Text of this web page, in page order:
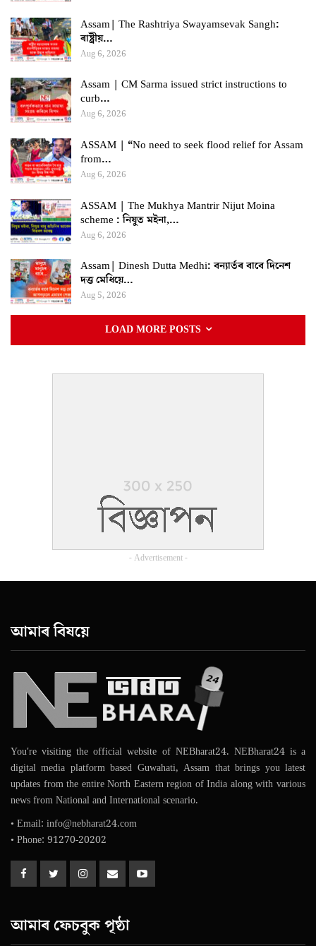
Assam| The Rashtriya Swayamsevak Sangh:
ৰাষ্ট্ৰীয়…
Aug 6, 2026
Assam | CM Sarma issued strict instructions to
curb…
Aug 6, 2026
ASSAM | “No need to seek flood relief for Assam
from…
Aug 6, 2026
ASSAM | The Mukhya Mantrir Nijut Moina
scheme : নিযুত মইনা,…
Aug 6, 2026
Assam| Dinesh Dutta Medhi: বন্যাৰ্তৰ বাবে দিনেশ
দত্ত মেধিয়ে…
Aug 5, 2026
LOAD MORE POSTS
- Advertisement -
আমাৰ বিষয়ে
You're visiting the official website of NEBharat24. NEBharat24 is a
digital media platform based Guwahati, Assam that brings you latest
updates from the entire North Eastern region of India along with various
news from National and International scenario.
• Email: info@nebharat24.com
• Phone: 91270-20202
আমাৰ ফেচবুক পৃষ্ঠা